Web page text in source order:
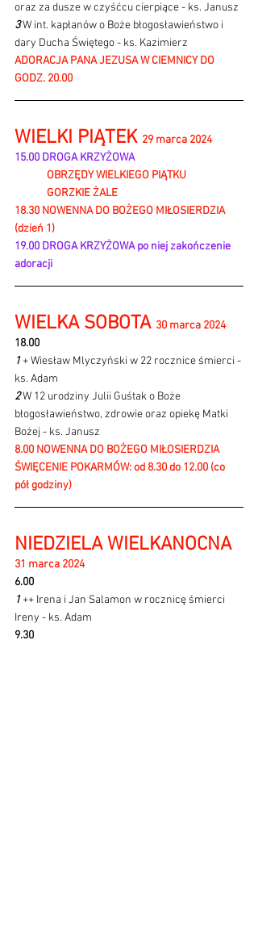
oraz za dusze w czyśćcu cierpiące - ks. Janusz
3 W int. kapłanów o Boże błogosławieństwo i
dary Ducha Świętego - ks. Kazimierz
ADORACJA PANA JEZUSA W CIEMNICY DO
GODZ. 20.00
WIELKI PIĄTEK 29 marca 2024
15.00 DROGA KRZYŻOWA
OBRZĘDY WIELKIEGO PIĄTKU
	GORZKIE ŻALE
18.30 NOWENNA DO BOŻEGO MIŁOSIERDZIA
(dzień 1)
19.00 DROGA KRZYŻOWA po niej zakończenie
adoracji
WIELKA SOBOTA 30 marca 2024
18.00
1 + Wiesław Mlyczyński w 22 rocznice śmierci -
ks. Adam
2 W 12 urodziny Julii Guśtak o Boże
błogosławieństwo, zdrowie oraz opiekę Matki
Bożej - ks. Janusz
8.00 NOWENNA DO BOŻEGO MIŁOSIERDZIA
ŚWIĘCENIE POKARMÓW: od 8.30 do 12.00 (co
pół godziny)
NIEDZIELA WIELKANOCNA
31 marca 2024
6.00
1 ++ Irena i Jan Salamon w rocznicę śmierci
Ireny - ks. Adam
9.30